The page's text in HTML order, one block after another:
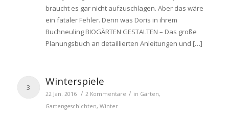
braucht es gar nicht aufzuschlagen. Aber das wäre
ein fataler Fehler. Denn was Doris in ihrem
Buchneuling BIOGÄRTEN GESTALTEN – Das große
Planungsbuch an detaillierten Anleitungen und […]
3 Winterspiele
22 Jan. 2016 / 2 Kommentare / in Gärten,
Gartengeschichten, Winter